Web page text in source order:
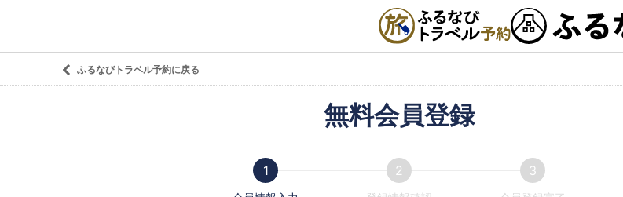
ふるなびトラベル予約に戻る
無料会員登録